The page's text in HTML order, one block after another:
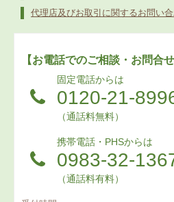
代理店及びお取引に関するお問い
【お電話でのご相談・お問合
固定電話からは
0120-21-
（通話料無料）
携帯電話・PHSからは
0983-32-
（通話料有料）